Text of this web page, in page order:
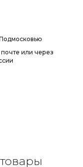
или через